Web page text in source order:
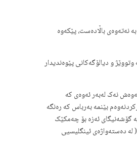
وهەروەها سەر بە نەتەوەی باڵادەست، پێکەوە
و دیالۆگەکانی پێوەندیدار
نەک لەبەر ئەوەی کە
بێنمە بەرباس کە رەنگە
گۆشەنیگای ئەزە بۆ چەمکێک
دەستەواژەی ئینگلیسیی